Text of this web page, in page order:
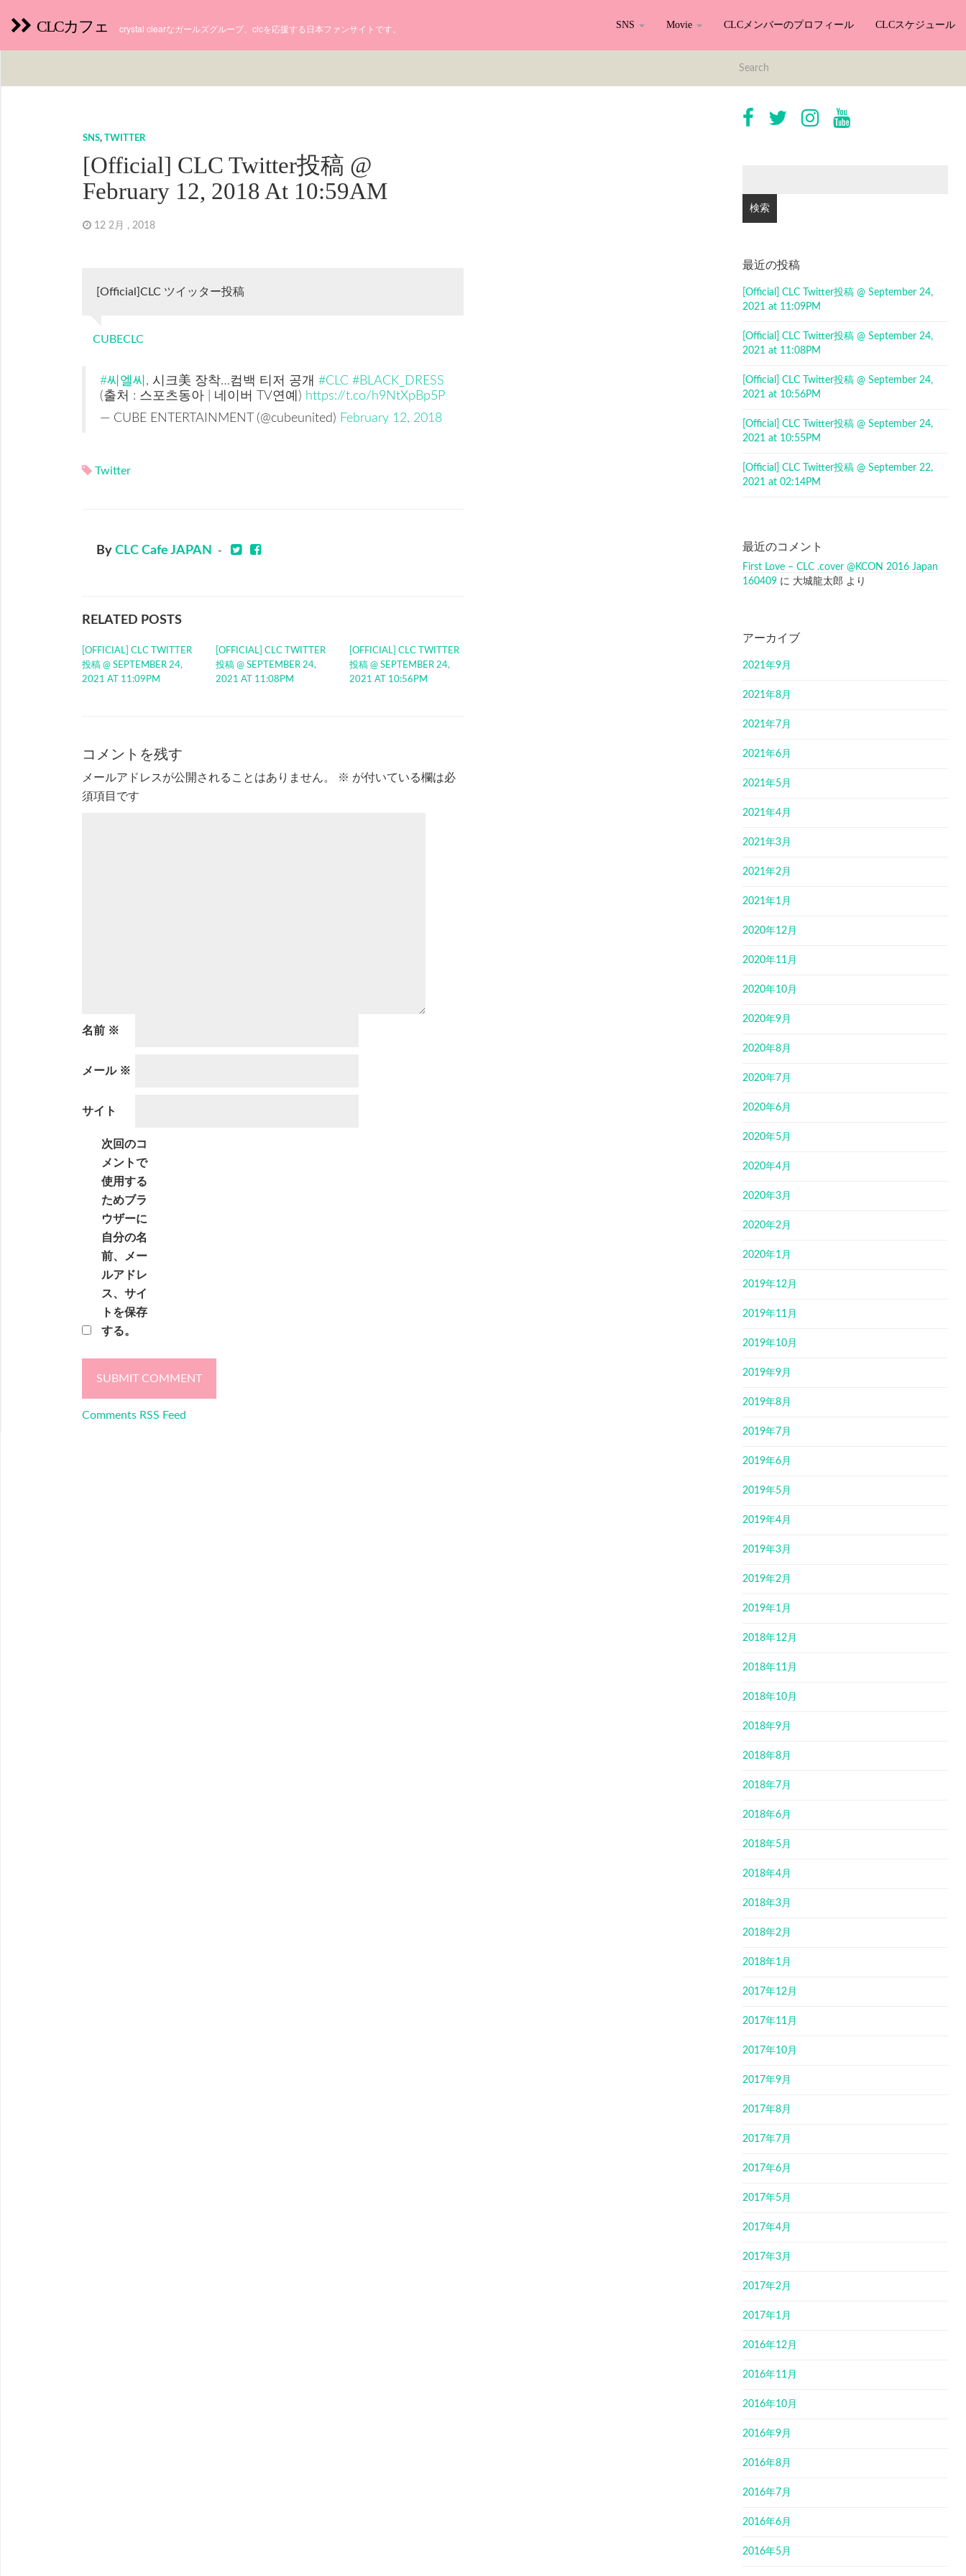
CLCカフェ crystal clearなガールズグループ、clcを応援する日本ファンサイトです。 SNS Movie CLCメンバーのプロフィール CLCスケジュール
SNS,TWITTER
[Official] CLC Twitter投稿 @
February 12, 2018 At 10:59AM
12 2月 , 2018
[Official]CLC ツイッター投稿
CUBECLC
#씨엘씨 , 시크美 장착…컴백 티저 공개 #CLC #BLACK_DRESS
(출처 : 스포츠동아 | 네이버 TV연예) https://t.co/h9NtXpBp5P
— CUBE ENTERTAINMENT (@cubeunited) February 12, 2018
Twitter
By CLC Cafe JAPAN -
RELATED POSTS
[OFFICIAL] CLC TWITTER
投稿 @ SEPTEMBER 24,
2021 AT 11:09PM
[OFFICIAL] CLC TWITTER
投稿 @ SEPTEMBER 24,
2021 AT 11:08PM
[OFFICIAL] CLC TWITTER
投稿 @ SEPTEMBER 24,
2021 AT 10:56PM
コメントを残す
メールアドレスが公開されることはありません。 ※ が付いている欄は必
須項目です
名前 ※
メール ※
サイト
次回のコ
メントで
使用する
ためブラ
ウザーに
自分の名
前、メー
ルアドレ
ス、サイ
トを保存
する。
Comments RSS Feed
最近の投稿
[Official] CLC Twitter投稿 @ September 24,
2021 at 11:09PM
[Official] CLC Twitter投稿 @ September 24,
2021 at 11:08PM
[Official] CLC Twitter投稿 @ September 24,
2021 at 10:56PM
[Official] CLC Twitter投稿 @ September 24,
2021 at 10:55PM
[Official] CLC Twitter投稿 @ September 22,
2021 at 02:14PM
最近のコメント
First Love – CLC .cover @KCON 2016 Japan
160409 に 大城龍太郎 より
アーカイブ
2021年9月
2021年8月
2021年7月
2021年6月
2021年5月
2021年4月
2021年3月
2021年2月
2021年1月
2020年12月
2020年11月
2020年10月
2020年9月
2020年8月
2020年7月
2020年6月
2020年5月
2020年4月
2020年3月
2020年2月
2020年1月
2019年12月
2019年11月
2019年10月
2019年9月
2019年8月
2019年7月
2019年6月
2019年5月
2019年4月
2019年3月
2019年2月
2019年1月
2018年12月
2018年11月
2018年10月
2018年9月
2018年8月
2018年7月
2018年6月
2018年5月
2018年4月
2018年3月
2018年2月
2018年1月
2017年12月
2017年11月
2017年10月
2017年9月
2017年8月
2017年7月
2017年6月
2017年5月
2017年4月
2017年3月
2017年2月
2017年1月
2016年12月
2016年11月
2016年10月
2016年9月
2016年8月
2016年7月
2016年6月
2016年5月